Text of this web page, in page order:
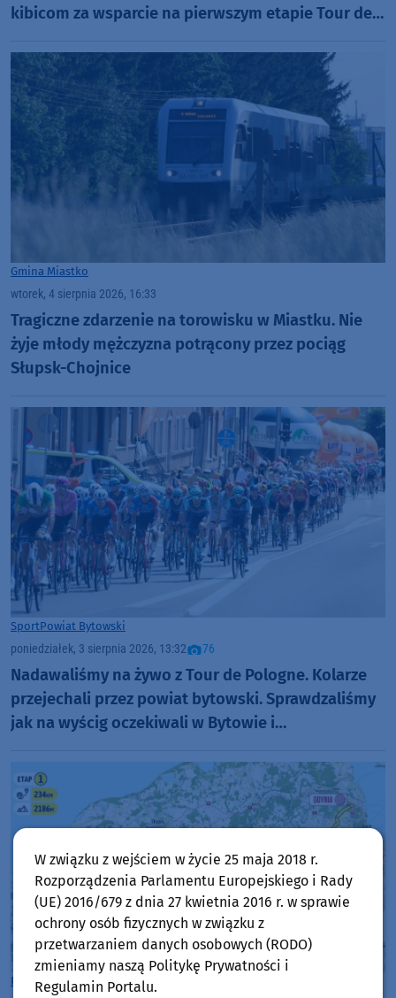
kibicom za wsparcie na pierwszym etapie Tour de
Gmina Miastko
wtorek, 4 sierpnia 2026, 16:33
Tragiczne zdarzenie na torowisku w Miastku. Nie
żyje młody mężczyzna potrącony przez pociąg
Słupsk-Chojnice
SportPowiat Bytowski
poniedziałek, 3 sierpnia 2026, 13:32 76
Nadawaliśmy na żywo z Tour de Pologne. Kolarze
przejechali przez powiat bytowski. Sprawdzaliśmy
jak na wyścig oczekiwali w Bytowie i
(RELACJE, FOTO)
Powiat Bytowski
W związku z wejściem w życie 25 maja 2018 r.
Rozporządzenia Parlamentu Europejskiego i Rady
(UE) 2016/679 z dnia 27 kwietnia 2016 r. w sprawie
ochrony osób fizycznych w związku z
przetwarzaniem danych osobowych (RODO)
zmieniamy naszą Politykę Prywatności i
Regulamin Portalu.